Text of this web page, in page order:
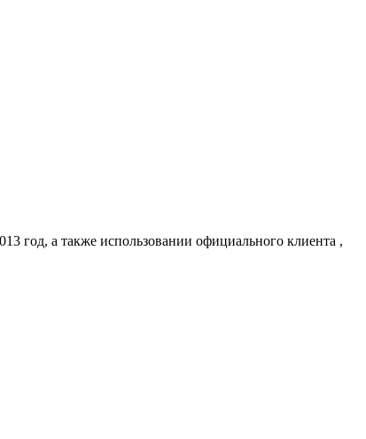
год, а также использовании официального клиента ,